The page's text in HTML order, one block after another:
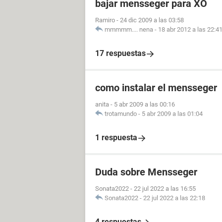
bajar mensseger para XO
Ramiro - 24 dic 2009 a las 03:58
mmmmm.... nena - 18 abr 2012 a las 22:41
17 respuestas
como instalar el mensseger
anita - 5 abr 2009 a las 00:16
trotamundo - 5 abr 2009 a las 01:04
1 respuesta
Duda sobre Mensseger
Sonata2022 - 22 jul 2022 a las 16:55
Sonata2022 - 22 jul 2022 a las 22:18